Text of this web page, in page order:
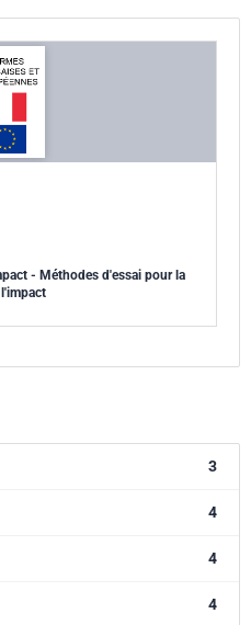
- Méthodes d'essai pour la
3
4
4
4